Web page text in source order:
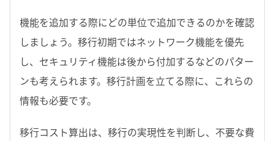
機能を追加する際にどの単位で追加できるのかを確認
しましょう。移行初期ではネットワーク機能を優先
し、セキュリティ機能は後から付加するなどのパター
ンも考えられます。移行計画を立てる際に、これらの
情報も必要です。
移行コスト算出は、移行の実現性を判断し、不要な費